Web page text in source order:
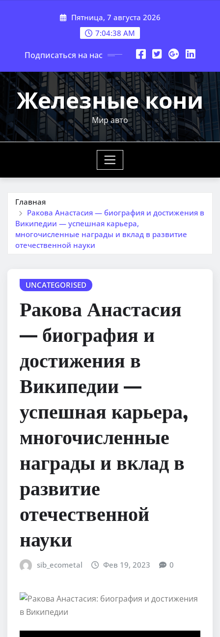
Пятница, 7 августа 2026
7:04:39 AM
Подписаться на нас
Железные кони
Мир авто
Главная
Ракова Анастасия — биография и достижения в
Википедии — успешная карьера,
многочисленные награды и вклад в развитие
отечественной науки
UNCATEGORISED
Ракова Анастасия
— биография и
достижения в
Википедии —
успешная карьера,
многочисленные
награды и вклад в
развитие
отечественной
науки
sib_ecometal Фев 19, 2023 0